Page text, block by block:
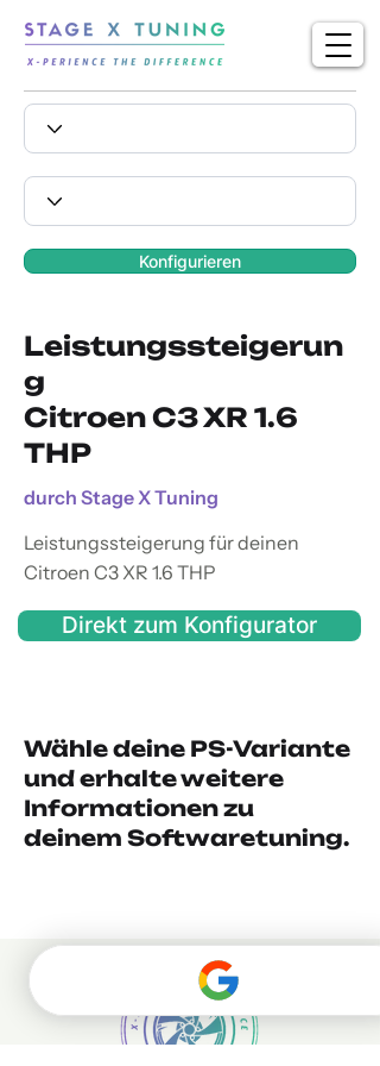
Konfigurieren
Leistungssteigerun
g
Citroen C3 XR 1.6
THP
durch Stage X Tuning
Leistungssteigerung für deinen
Citroen C3 XR 1.6 THP
Direkt zum Konfigurator
Wähle deine PS-Variante
und erhalte weitere
Informationen zu
deinem Softwaretuning.